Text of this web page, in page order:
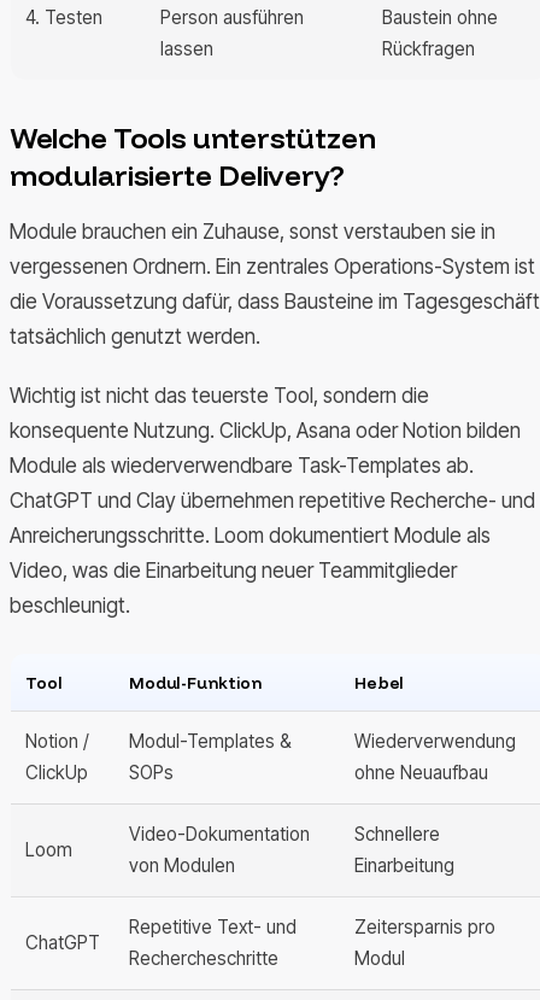
4. Testen
Person ausführen
lassen
Baustein ohne
Rückfragen
Welche Tools unterstützen
modularisierte Delivery?
Module brauchen ein Zuhause, sonst verstauben sie in
vergessenen Ordnern. Ein zentrales Operations-System ist
die Voraussetzung dafür, dass Bausteine im Tagesgeschäft
tatsächlich genutzt werden.
Wichtig ist nicht das teuerste Tool, sondern die
konsequente Nutzung. ClickUp, Asana oder Notion bilden
Module als wiederverwendbare Task-Templates ab.
ChatGPT und Clay übernehmen repetitive Recherche- und
Anreicherungsschritte. Loom dokumentiert Module als
Video, was die Einarbeitung neuer Teammitglieder
beschleunigt.
Tool Modul-Funktion Hebel
Notion /
ClickUp
Modul-Templates &
SOPs
Wiederverwendung
ohne Neuaufbau
Loom
Video-Dokumentation
von Modulen
Schnellere
Einarbeitung
ChatGPT
Repetitive Text- und
Rechercheschritte
Zeitersparnis pro
Modul